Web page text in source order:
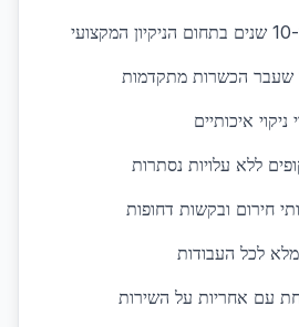
שעבר הכשרות מתקדמות
איכותיים
ללא עלויות נסתרות
מלא לכל העבודות
עם אחריות על השירות